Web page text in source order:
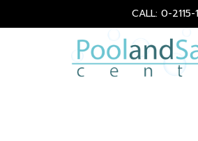
CALL: 0-